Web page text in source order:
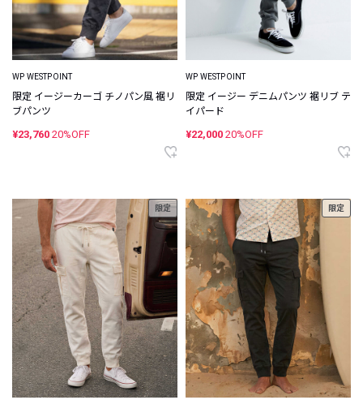
WP WESTPOINT
限定 イージーカーゴ チノパン風 裾リ
ブパンツ
¥23,760 20%OFF
WP WESTPOINT
限定 イージー デニムパンツ 裾リブ テ
イパード
¥22,000 20%OFF
限定 限定